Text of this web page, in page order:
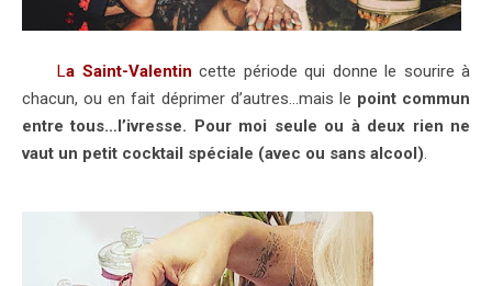
La Saint-Valentin cette période qui donne le sourire à
chacun, ou en fait déprimer d’autres…mais le point commun
entre tous…l’ivresse. Pour moi seule ou à deux rien ne
vaut un petit cocktail spéciale (avec ou sans alcool).